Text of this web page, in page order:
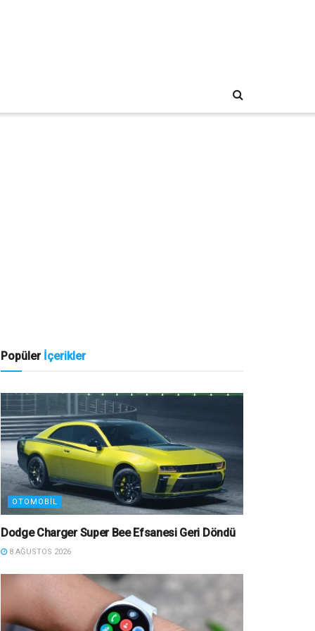
Popüler İçerikler
OTOMOBIL
Dodge Charger Super Bee Efsanesi Geri Döndü
8 AĞUSTOS 2026